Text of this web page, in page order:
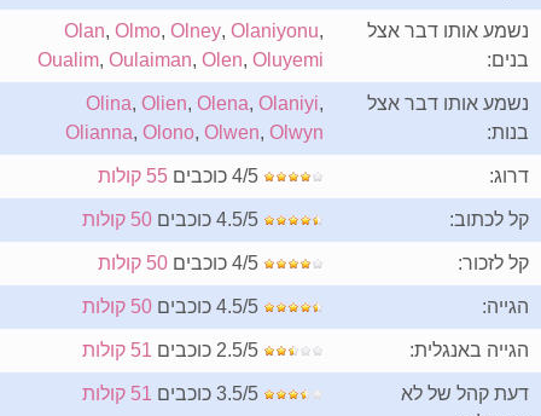
נשמע אותו דבר אצל
בנים:
Olan ,Olmo ,Olney ,Olaniyonu
Oualim ,Oulaiman ,Olen ,Oluyemi
נשמע אותו דבר אצל
בנות:
Olina ,Olien ,Olena ,Olaniyi
Olianna ,Olono ,Olwen ,Olwyn
דרוג: 4/5 כוכבים 55 קולות
קל לכתוב: 4.5/5 כוכבים 50 קולות
קל לזכור: 4/5 כוכבים 50 קולות
הגייה: 4.5/5 כוכבים 50 קולות
הגייה באנגלית: 2.5/5 כוכבים 51 קולות
דעת קהל של לא
3.5/5 כוכבים 51 קולות